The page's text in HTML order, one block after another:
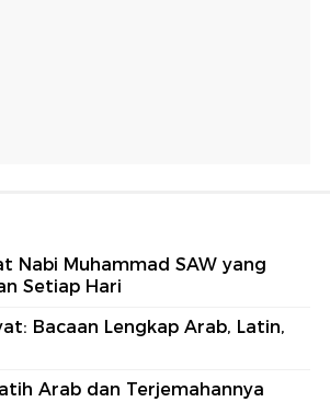
Nabi Muhammad SAW yang
Setiap Hari
Bacaan Lengkap Arab, Latin,
Arab dan Terjemahannya